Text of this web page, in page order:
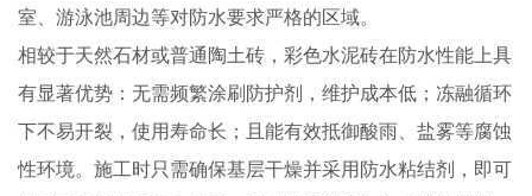
室、游泳池周边等对防水要求严格的区域。
相较于天然石材或普通陶土砖，彩色水泥砖在防水性能上具
有显著优势：无需频繁涂刷防护剂，维护成本低；冻融循环
下不易开裂，使用寿命长；且能有效抵御酸雨、盐雾等腐蚀
性环境。施工时只需确保基层干燥并采用防水粘结剂，即可